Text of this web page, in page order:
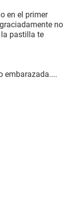
en el primer
no
pastilla te
embarazada....